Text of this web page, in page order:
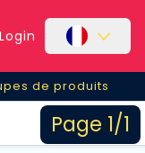
Login
de produits
Page 1/1